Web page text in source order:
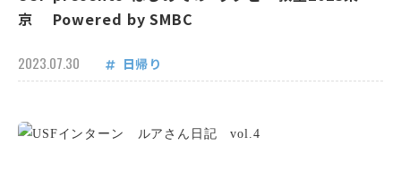
京 Powered by SMBC
2023.07.30 日帰り